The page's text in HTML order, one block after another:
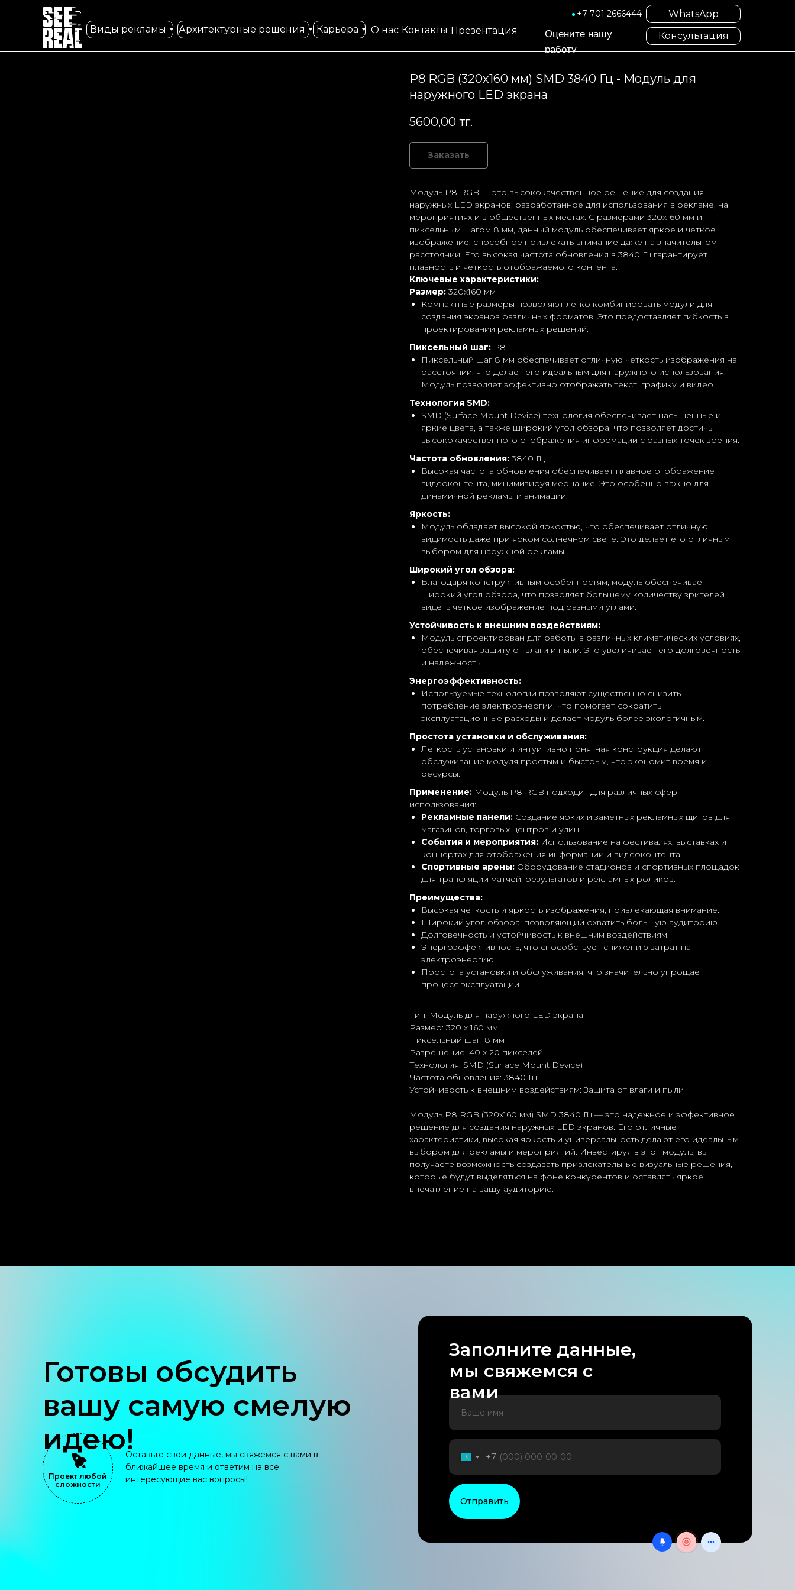
О нас
Виды рекламы Карьера Контакты
Архитектурные решения
Консультация
WhatsApp
+7 701 2666444
Презентация
Оцените нашу
работу
Р8 RGB (320х160 мм) SMD 3840 Гц - Модуль для
наружного LED экрана
5600,00 тг.
Заказать
Модуль Р8 RGB — это высококачественное решение для создания
наружных LED экранов, разработанное для использования в рекламе, на
мероприятиях и в общественных местах. С размерами 320x160 мм и
пиксельным шагом 8 мм, данный модуль обеспечивает яркое и четкое
изображение, способное привлекать внимание даже на значительном
расстоянии. Его высокая частота обновления в 3840 Гц гарантирует
плавность и четкость отображаемого контента.
Ключевые характеристики:
Размер: 320x160 мм
Компактные размеры позволяют легко комбинировать модули для
создания экранов различных форматов. Это предоставляет гибкость в
проектировании рекламных решений.
Пиксельный шаг: P8
Пиксельный шаг 8 мм обеспечивает отличную четкость изображения на
расстоянии, что делает его идеальным для наружного использования.
Модуль позволяет эффективно отображать текст, графику и видео.
Технология SMD:
SMD (Surface Mount Device) технология обеспечивает насыщенные и
яркие цвета, а также широкий угол обзора, что позволяет достичь
высококачественного отображения информации с разных точек зрения.
Частота обновления: 3840 Гц
Высокая частота обновления обеспечивает плавное отображение
видеоконтента, минимизируя мерцание. Это особенно важно для
динамичной рекламы и анимации.
Яркость:
Модуль обладает высокой яркостью, что обеспечивает отличную
видимость даже при ярком солнечном свете. Это делает его отличным
выбором для наружной рекламы.
Широкий угол обзора:
Благодаря конструктивным особенностям, модуль обеспечивает
широкий угол обзора, что позволяет большему количеству зрителей
видеть четкое изображение под разными углами.
Устойчивость к внешним воздействиям:
Модуль спроектирован для работы в различных климатических условиях,
обеспечивая защиту от влаги и пыли. Это увеличивает его долговечность
и надежность.
Энергоэффективность:
Используемые технологии позволяют существенно снизить
потребление электроэнергии, что помогает сократить
эксплуатационные расходы и делает модуль более экологичным.
Простота установки и обслуживания:
Легкость установки и интуитивно понятная конструкция делают
обслуживание модуля простым и быстрым, что экономит время и
ресурсы.
Применение: Модуль Р8 RGB подходит для различных сфер
использования:
Рекламные панели: Создание ярких и заметных рекламных щитов для
магазинов, торговых центров и улиц.
События и мероприятия: Использование на фестивалях, выставках и
концертах для отображения информации и видеоконтента.
Спортивные арены: Оборудование стадионов и спортивных площадок
для трансляции матчей, результатов и рекламных роликов.
Преимущества:
Высокая четкость и яркость изображения, привлекающая внимание.
Широкий угол обзора, позволяющий охватить большую аудиторию.
Долговечность и устойчивость к внешним воздействиям.
Энергоэффективность, что способствует снижению затрат на
электроэнергию.
Простота установки и обслуживания, что значительно упрощает
процесс эксплуатации.
Тип: Модуль для наружного LED экрана
Размер: 320 x 160 мм
Пиксельный шаг: 8 мм
Разрешение: 40 x 20 пикселей
Технология: SMD (Surface Mount Device)
Частота обновления: 3840 Гц
Устойчивость к внешним воздействиям: Защита от влаги и пыли
Модуль Р8 RGB (320x160 мм) SMD 3840 Гц — это надежное и эффективное
решение для создания наружных LED экранов. Его отличные
характеристики, высокая яркость и универсальность делают его идеальным
выбором для рекламы и мероприятий. Инвестируя в этот модуль, вы
получаете возможность создавать привлекательные визуальные решения,
которые будут выделяться на фоне конкурентов и оставлять яркое
впечатление на вашу аудиторию.
Проект любой
сложности
Готовы обсудить
вашу самую смелую
идею!Оставьте свои данные, мы свяжемся с вами в
ближайшее время и ответим на все
интересующие вас вопросы!
+7
Отправить
Заполните данные,
мы свяжемся с
вами